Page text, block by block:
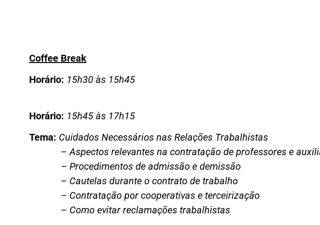
Coffee Break
Horário: 15h30 às 15h45
Horário: 15h45 às 17h15
Tema: Cuidados Necessários nas Relações Trabalhistas
– Aspectos relevantes na contratação de professores e
– Procedimentos de admissão e demissão
– Cautelas durante o contrato de trabalho
– Contratação por cooperativas e terceirização
– Como evitar reclamações trabalhistas